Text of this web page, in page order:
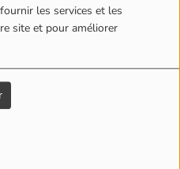
les services et les
site et pour améliorer